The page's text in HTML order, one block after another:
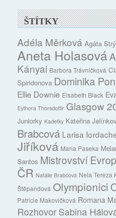
ŠTÍTKY
Adéla Měrková Agáta
Aneta Holasová
Kányai Barbora Trávničková
Spiridonova Dominika
Ellie Downie Elsabeth Black
Eythora Thorsdottir Glasgow
Juniorky Kadetky Kateřina
Brabcová Larisa
Jiříková Maria Paseka
Santos Mistrovství
ČR Natálie Brabcová Nela Tereza
Štěpandová Olympionici
Patricie Makovičková Romana
RozhovorSabina